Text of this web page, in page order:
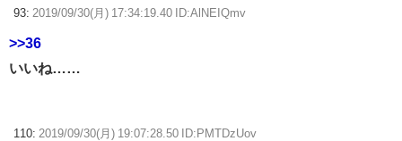
93: 2019/09/30(月) 17:34:19.40 ID:AlNEIQmv
>>36
いいね……
110: 2019/09/30(月) 19:07:28.50 ID:PMTDzUov